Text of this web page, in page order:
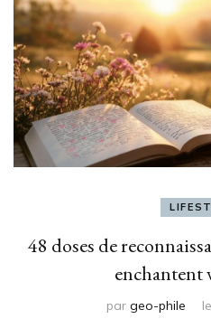
48 doses de
enchantent
par geo-phile le